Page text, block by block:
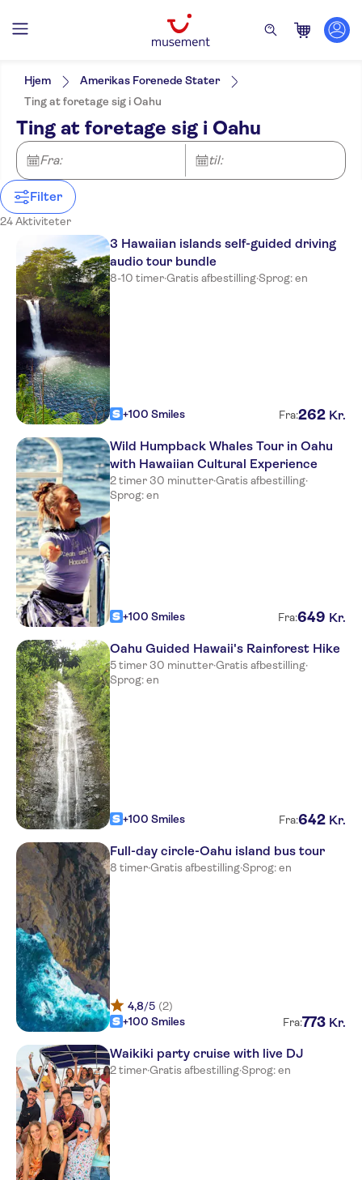
Filters
Min DKK Max
Alternativer
Øjeblikkelig bekræftelse
Elektronisk billet
Guidet Tur
Måltid inkluderet
Små Grupper
Tur med Audioguide
Officiel forhandler
Kategorier
Aktiviteter i byen
Seværdigheder & guidede
Pas til seværdigheder
På landet
Billetter og arrangementer
English
Hjem
Amerikas Forenede Stater
Ting at foretage sig i Oahu
Ting at foretage sig i Oahu
Fra: til:
Filter
24 Aktiviteter
3 Hawaiian islands self-guided driving
audio tour bundle
8-10 timer·Gratis afbestilling·Sprog: en
+100 Smiles Fra:262 Kr.
Wild Humpback Whales Tour in Oahu
with Hawaiian Cultural Experience
2 timer 30 minutter·Gratis afbestilling·
Sprog: en
+100 Smiles Fra:649 Kr.
Oahu Guided Hawaii's Rainforest Hike
5 timer 30 minutter·Gratis afbestilling·
Sprog: en
+100 Smiles Fra:642 Kr.
Full-day circle-Oahu island bus tour
8 timer·Gratis afbestilling·Sprog: en
4,8/5 (2)
+100 Smiles
Fra:773 Kr.
Waikiki party cruise with live DJ
2 timer·Gratis afbestilling·Sprog: en